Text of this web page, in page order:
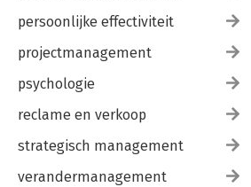
persoonlijke effectiviteit
projectmanagement
psychologie
reclame en verkoop
strategisch management
verandermanagement